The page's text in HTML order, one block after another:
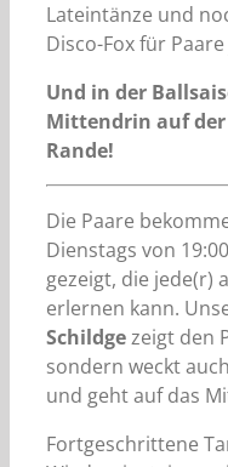
Lateintänze und
Disco-Fox für
Und in der
Mittendrin auf
Rande!
Die Paare
Dienstags von
gezeigt, die jede(r)
erlernen kann.
Schildgezeigt den
sondern weckt
und geht auf das
Fortgeschrittene